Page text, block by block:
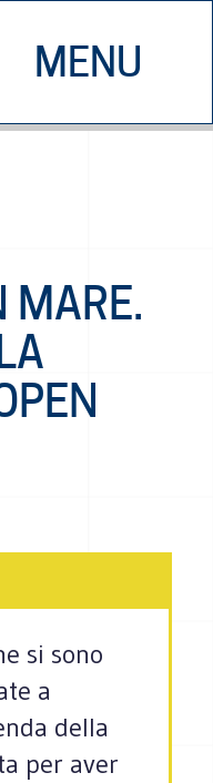
MENU
CHI SIAMO
MARE.
si sono
a
della
per aver